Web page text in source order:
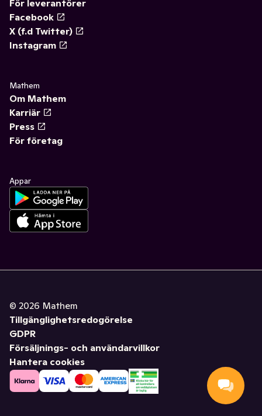
För leverantörer
Facebook
X (f.d Twitter)
Instagram
Mathem
Om Mathem
Karriär
Press
För företag
Appar
© 2026 Mathem
Tillgänglighetsredogörelse
GDPR
Försäljnings- och användarvillkor
Hantera cookies